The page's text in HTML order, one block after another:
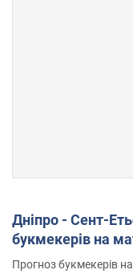
Дніпро - Сент-
букмекерів на
Прогноз букмекерів